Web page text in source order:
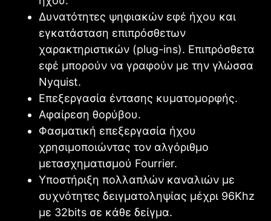
Δυνατότητες ψηφιακών εφέ ήχου και
εγκατάσταση επιπρόσθετων
χαρακτηριστικών (plug-ins). Επιπρόσθετα
εφέ μπορούν να γραφούν με την γλώσσα
Nyquist.
Επεξεργασία έντασης κυματομορφής.
Αφαίρεση θορύβου.
Φασματική επεξεργασία ήχου
χρησιμοποιώντας τον αλγόριθμο
μετασχηματισμού Fourrier.
Υποστήριξη πολλαπλών καναλιών με
συχνότητες δειγματοληψίας μέχρι 96Khz
με 32bits σε κάθε δείγμα.